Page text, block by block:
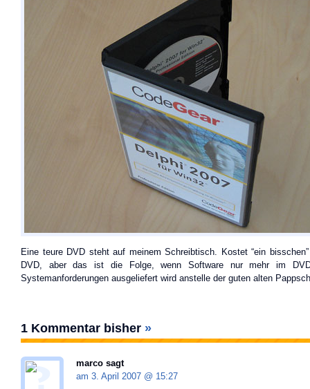
Eine teure DVD steht auf meinem Schreibtisch. Kostet “ein
DVD, aber das ist die Folge, wenn Software nur mehr im
Systemanforderungen ausgeliefert wird anstelle der guten alten
1 Kommentar bisher »
marco sagt
am 3. April 2007 @ 15:27